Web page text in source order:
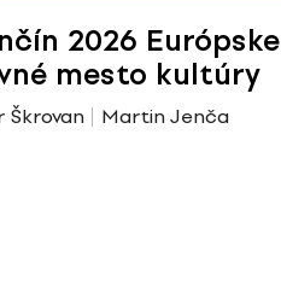
2026 Európske
mesto kultúry
Škrovan Martin Jenča